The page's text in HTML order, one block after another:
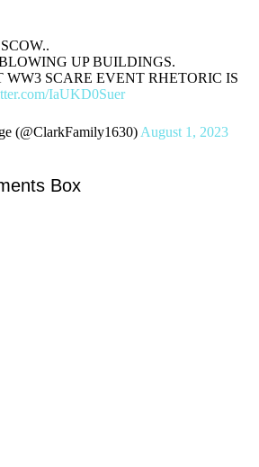
UP BUILDINGS.
SCARE EVENT RHETORIC IS
IaUKD0Suer
(@ClarkFamily1630)August 1, 2023
Box